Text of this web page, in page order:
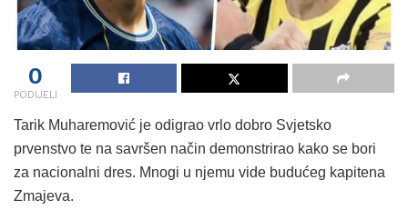
0
PODIJELI
Tarik Muharemović je odigrao vrlo dobro Svjetsko
prvenstvo te na savršen način demonstrirao kako se bori
za nacionalni dres. Mnogi u njemu vide budućeg kapitena
Zmajeva.